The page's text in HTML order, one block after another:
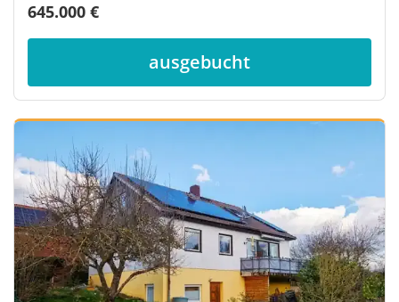
645.000 €
ausgebucht